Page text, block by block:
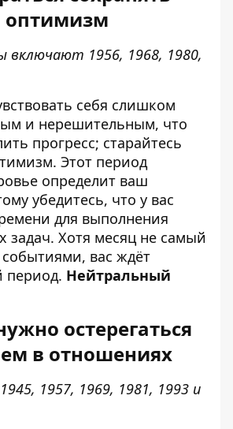
оптимизм
включают 1956, 1968, 1980,
себя слишком
и нерешительным, что
прогресс; старайтесь
Этот период
определит ваш
убедитесь, что у вас
для выполнения
задач. Хотя месяц не самый
вас ждёт
период. Нейтральный
остерегаться
в отношениях
1957, 1969, 1981, 1993 и